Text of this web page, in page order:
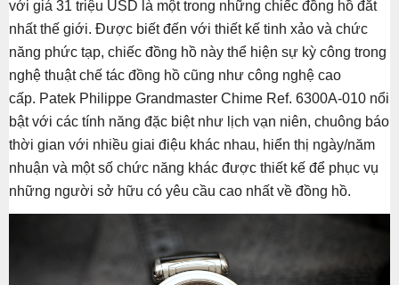
với giá 31 triệu USD là một trong những chiếc đồng hồ đắt
nhất thế giới. Được biết đến với thiết kế tinh xảo và chức
năng phức tạp, chiếc đồng hồ này thể hiện sự kỳ công trong
nghệ thuật chế tác đồng hồ cũng như công nghệ cao
cấp. Patek Philippe Grandmaster Chime Ref. 6300A-010 nổi
bật với các tính năng đặc biệt như lịch vạn niên, chuông báo
thời gian với nhiều giai điệu khác nhau, hiển thị ngày/năm
nhuận và một số chức năng khác được thiết kế để phục vụ
những người sở hữu có yêu cầu cao nhất về đồng hồ.